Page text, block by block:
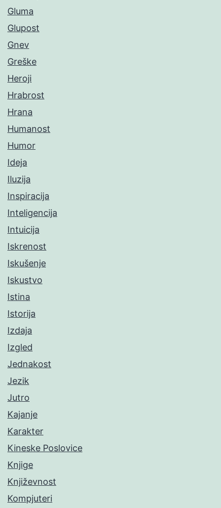
Gluma
Glupost
Gnev
Greške
Heroji
Hrabrost
Hrana
Humanost
Humor
Ideja
Iluzija
Inspiracija
Inteligencija
Intuicija
Iskrenost
Iskušenje
Iskustvo
Istina
Istorija
Izdaja
Izgled
Jednakost
Jezik
Jutro
Kajanje
Karakter
Kineske Poslovice
Knjige
Književnost
Kompjuteri